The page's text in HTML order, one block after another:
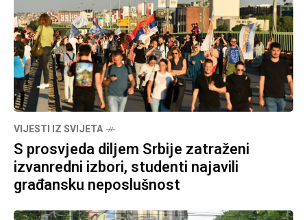
VIJESTI IZ SVIJETA
S prosvjeda diljem Srbije zatraženi
izvanredni izbori, studenti najavili
građansku neposlušnost